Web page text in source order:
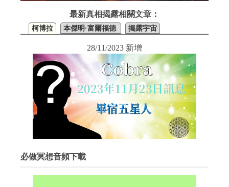
最新真相揭露相關文章：
柯博拉 本傑明·富爾福德 揭露宇宙
28/11/2023 新增
必做冥想音頻下載